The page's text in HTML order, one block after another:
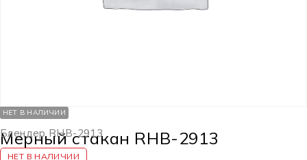
НЕТ В НАЛИЧИИ
Блендер RHB-2913
Мерный стакан RHB-2913
НЕТ В НАЛИЧИИ